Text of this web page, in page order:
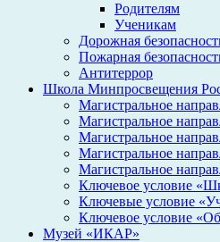
Родителям
Ученикам
Дорожная
Пожарная
Антитеррор
Школа Минпросвещения
Магистральное
Магистральное
Магистральное
Магистральное
Магистральное
Ключевое условие
Ключевые условие
Ключевое условие
Музей «ИКАР»